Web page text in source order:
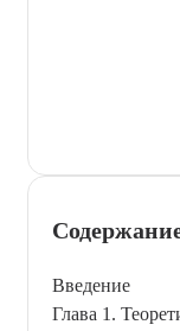
Введение
Глава 1.